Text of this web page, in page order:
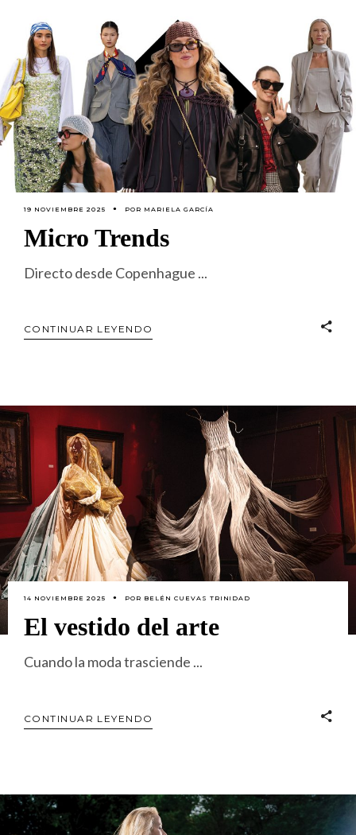
19 NOVIEMBRE 2025 POR MARIELA GARCÍA
Micro Trends
Directo desde Copenhague
CONTINUAR LEYENDO
14 NOVIEMBRE 2025 POR BELÉN CUEVAS TRINIDAD
El vestido del arte
Cuando la moda trasciende
CONTINUAR LEYENDO